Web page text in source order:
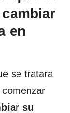
en
se tratara
su